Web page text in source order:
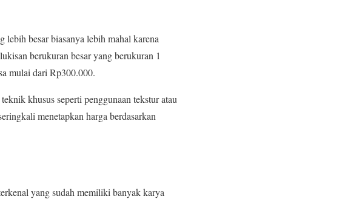
besar biasanya lebih mahal karena
berukuran besar yang berukuran 1
mulai dari Rp300.000.
khusus seperti penggunaan tekstur atau
menetapkan harga berdasarkan
yang sudah memiliki banyak karya